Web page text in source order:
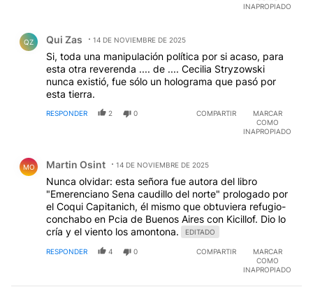
INAPROPIADO
QZ Qui Zas 14 DE NOVIEMBRE DE 2025
Si, toda una manipulación política por si acaso, para
esta otra reverenda .... de .... Cecilia Stryzowski
nunca existió, fue sólo un holograma que pasó por
esta tierra.
RESPONDER 2 0 COMPARTIR
MARCAR
COMO
INAPROPIADO
MO Martin Osint 14 DE NOVIEMBRE DE 2025
Nunca olvidar: esta señora fue autora del libro
"Emerenciano Sena caudillo del norte" prologado por
el Coqui Capitanich, él mismo que obtuviera refugio-
conchabo en Pcia de Buenos Aires con Kicillof. Dio lo
cría y el viento los amontona.
EDITADO
RESPONDER 4 0 COMPARTIR
MARCAR
COMO
INAPROPIADO